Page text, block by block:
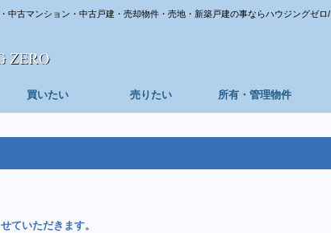
中古マンション・中古戸建・売却物件・売地・新築戸建の事ならハウジングゼロ/
ていただきます。
買いたい 売りたい 所有・管理物件